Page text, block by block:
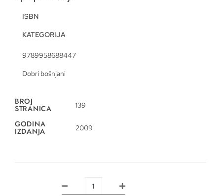
ISBN
KATEGORIJA
9789958688447
Dobri bošnjani
BROJ
STRANICA 139
GODINA
IZDANJA 2009